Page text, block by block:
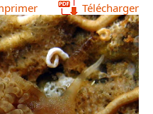
Télécharger